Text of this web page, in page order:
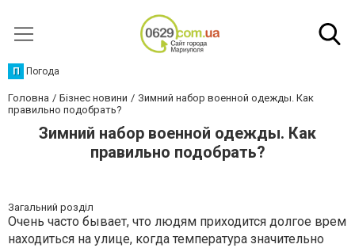
П Погода
Головна Бізнес новини
Зимний набор военной одежды. Как
правильно подобрать?
Зимний набор военной одежды. Как
правильно подобрать?
Загальний розділ
Очень часто бывает, что людям приходится долгое врем
находиться на улице, когда температура значительно